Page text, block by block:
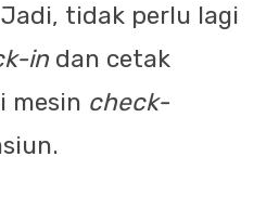
tidak perlu lagi
in dan cetak
mesin check-